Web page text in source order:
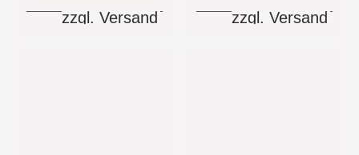
zzgl. Versand zzgl. Versand